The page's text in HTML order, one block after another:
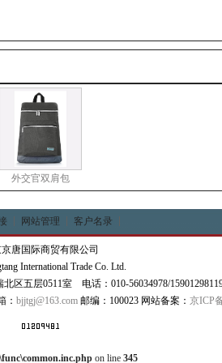
外交官双肩包
网站管理 客户名录
唐国际商贸有限公司
International Trade Co. Ltd.
区五层0511室 电话：010-56034978/
： bjjtgj@163.com邮编：100023 网站备案： 京ICP
on line 345